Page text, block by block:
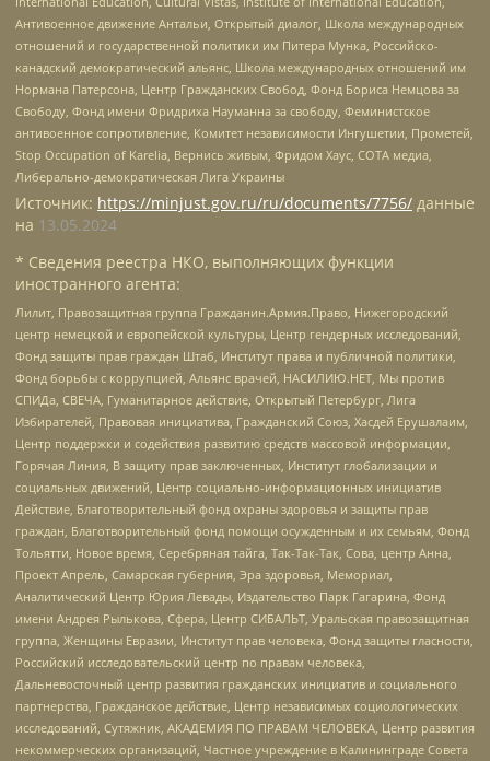
Антивоенное движение Антальи, Открытый диалог, Школа международных
отношений и государственной политики им Питера Мунка, Российско-
канадский демократический альянс, Школа международных отношений им
Нормана Патерсона, Центр Гражданских Свобод, Фонд Бориса Немцова за
Свободу, Фонд имени Фридриха Науманна за свободу, Феминистское
антивоенное сопротивление, Комитет независимости Ингушетии, Прометей,
Stop Occupation of Karelia, Вернись живым, Фридом Хаус, СОТА медиа,
Либерально-демократическая Лига Украины
Источник: https://minjust.gov.ru/ru/documents/7756/ данные
на 13.05.2024
* Сведения реестра НКО, выполняющих функции
иностранного агента:
Лилит, Правозащитная группа Гражданин.Армия.Право, Нижегородский
центр немецкой и европейской культуры, Центр гендерных исследований,
Фонд защиты прав граждан Штаб, Институт права и публичной политики,
Фонд борьбы с коррупцией, Альянс врачей, НАСИЛИЮ.НЕТ, Мы против
СПИДа, СВЕЧА, Гуманитарное действие, Открытый Петербург, Лига
Избирателей, Правовая инициатива, Гражданский Союз, Хасдей Ерушалаим,
Центр поддержки и содействия развитию средств массовой информации,
Горячая Линия, В защиту прав заключенных, Институт глобализации и
социальных движений, Центр социально-информационных инициатив
Действие, Благотворительный фонд охраны здоровья и защиты прав
граждан, Благотворительный фонд помощи осужденным и их семьям, Фонд
Тольятти, Новое время, Серебряная тайга, Так-Так-Так, Сова, центр Анна,
Проект Апрель, Самарская губерния, Эра здоровья, Мемориал,
Аналитический Центр Юрия Левады, Издательство Парк Гагарина, Фонд
имени Андрея Рылькова, Сфера, Центр СИБАЛЬТ, Уральская правозащитная
группа, Женщины Евразии, Институт прав человека, Фонд защиты гласности,
Российский исследовательский центр по правам человека,
Дальневосточный центр развития гражданских инициатив и социального
партнерства, Гражданское действие, Центр независимых социологических
исследований, Сутяжник, АКАДЕМИЯ ПО ПРАВАМ ЧЕЛОВЕКА, Центр развития
некоммерческих организаций, Частное учреждение в Калининграде Совета